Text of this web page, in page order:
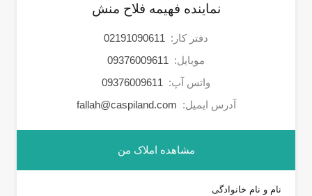
نماینده فهیمه فلاح منش
دفتر کار: 02191090611
موبایل: 09376009611
واتس آپ: 09376009611
آدرس ایمیل: fallah@caspiland.com
مشاهده املاک من
نام و نام خانوادگی